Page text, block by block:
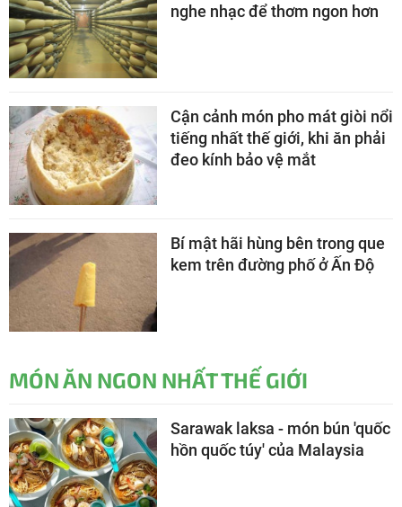
nghe nhạc để thơm ngon hơn
Cận cảnh món pho mát giòi nổi
tiếng nhất thế giới, khi ăn phải
đeo kính bảo vệ mắt
Bí mật hãi hùng bên trong que
kem trên đường phố ở Ấn Độ
MÓN ĂN NGON NHẤT THẾ GIỚI
Sarawak laksa - món bún 'quốc
hồn quốc túy' của Malaysia